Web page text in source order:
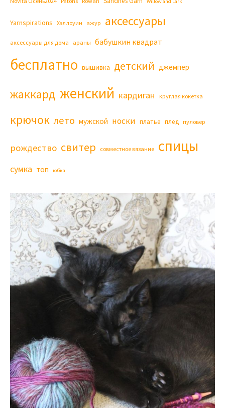
Yarnspirations Хэллоуин ажур аксессуары
аксессуары для дома араны бабушкин квадрат
бесплатно вышивка детский джемпер
жаккард женский кардиган круглая кокетка
крючок лето мужской носки платье плед пуловер
рождество свитер совместное вязание спицы
сумка топ юбка